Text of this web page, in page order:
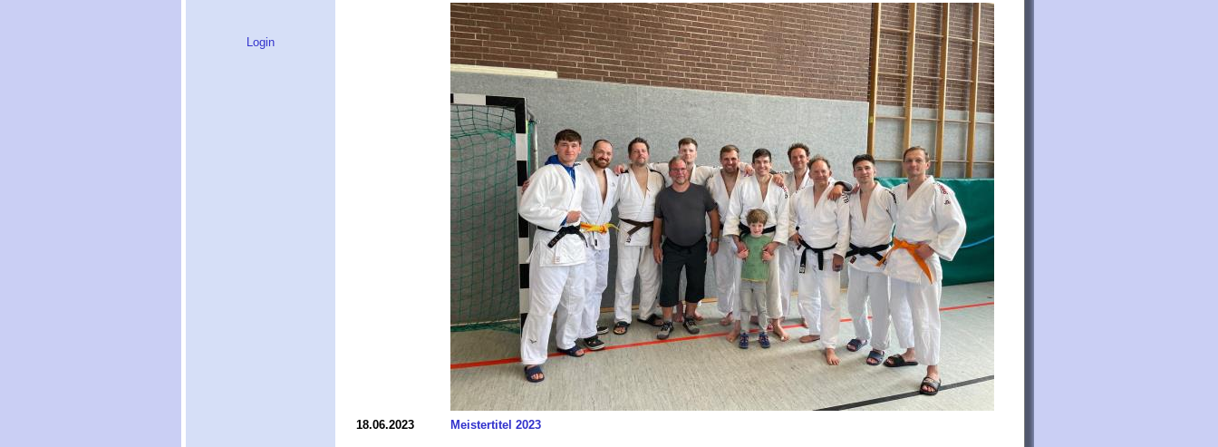
Login
18.06.2023 Meistertitel 2023